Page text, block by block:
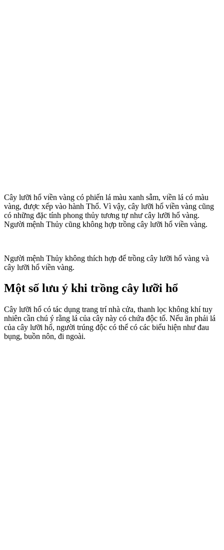
Cây lưỡi hổ viền vàng có phiến lá màu xanh sẫm, viền lá có màu
vàng, được xếp vào hành Thổ. Vì vậy, cây lưỡi hổ viền vàng cũng
có những đặc tính phong thủy tương tự như cây lưỡi hổ vàng.
Người mệnh Thủy cũng không hợp trồng cây lưỡi hổ viền vàng.
Người mệnh Thủy không thích hợp để trồng cây lưỡi hổ vàng và
cây lưỡi hổ viền vàng.
Một số lưu ý khi trồng cây lưỡi hổ
Cây lưỡi hổ có tác dụng trang trí nhà cửa, thanh lọc không khí tuy
nhiên cần chú ý rằng lá của cây này có chứa độc tố. Nếu ăn phải lá
của cây lưỡi hổ, người trúng độc có thể có các biểu hiện như đau
bụng, buồn nôn, đi ngoài.